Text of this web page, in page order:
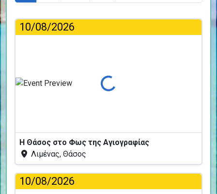
10/08/2026
Φόρτωση...
Η Θάσος στο Φως της Αγιογραφίας
Λιμένας, Θάσος
10/08/2026